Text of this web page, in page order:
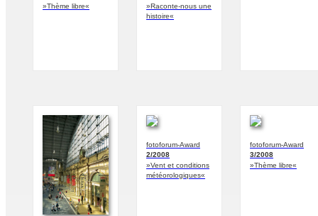
»Thème libre«
»Raconte-nous une
histoire«
fotoforum-Award
2/2008
»Vent et conditions
météorologiques«
fotoforum-Award
3/2008
»Thème libre«